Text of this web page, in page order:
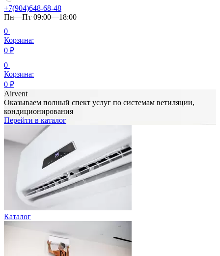
+7(904)648-68-48
Пн—Пт 09:00—18:00
0
Корзина:
0 ₽
0
Корзина:
0 ₽
Airvent
Оказываем полный спект услуг по системам ветиляции,
кондиционирования
Перейти в каталог
Каталог